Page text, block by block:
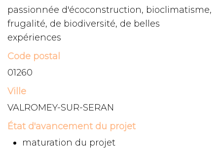
passionnée d'écoconstruction, bioclimatisme,
frugalité, de biodiversité, de belles
expériences
Code postal
01260
Ville
VALROMEY-SUR-SERAN
État d'avancement du projet
maturation du projet